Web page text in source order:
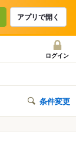
アプリで開く
ログイン
条件変更